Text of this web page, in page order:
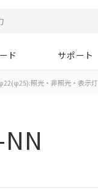
ド サポート
照光・非照光・表示灯